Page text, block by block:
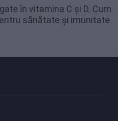
în vitamina C și D. Cum
sănătate și imunitate